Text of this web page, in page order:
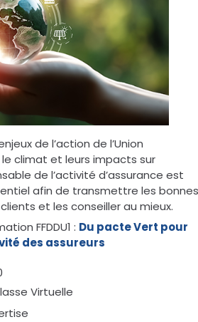
de l’action de l’Union
le climat et leurs impacts sur
de l’activité d’assurance est
afin de transmettre les
et les conseiller au mieux.
FFDDU1 : Du pacte Vert pour
des assureurs
Virtuelle